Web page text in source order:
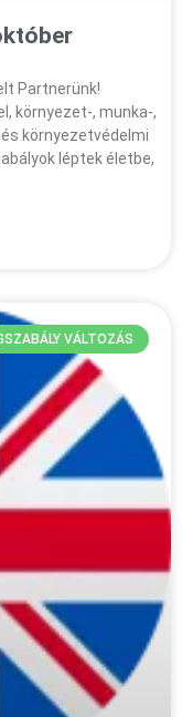
Partnerünk!
környezet-, munka-,
környezetvédelmi
léptek életbe,
VÁLTOZÁS